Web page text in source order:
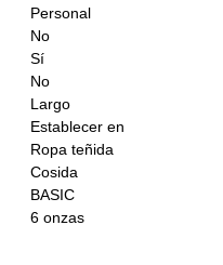
Personal
No
Sí
No
Largo
Establecer en
Ropa teñida
Cosida
BASIC
6 onzas